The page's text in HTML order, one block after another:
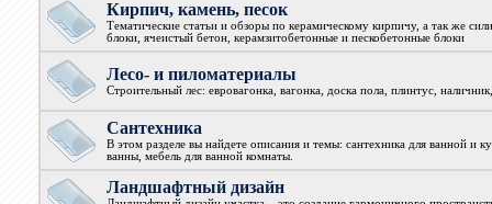
Кирпич, камень, песок
Тематические статьи и обзоры по керамическому кирпичу, а так же
блоки, ячеистый бетон, керамзитобетонные и пескобетонные блоки
Лесо- и пиломатериалы
Строительный лес: евровагонка, вагонка, доска пола, плинтус,
Сантехника
В этом разделе вы найдете описания и темы: сантехника для ванной и
ванны, мебель для ванной комнаты.
Ландшафтный дизайн